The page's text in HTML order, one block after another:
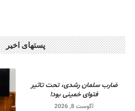
پستهای اخیر
ضارب سلمان رشدی، تحت تاثیر
فتوای خمینی بود!
آگوست 8, 2026